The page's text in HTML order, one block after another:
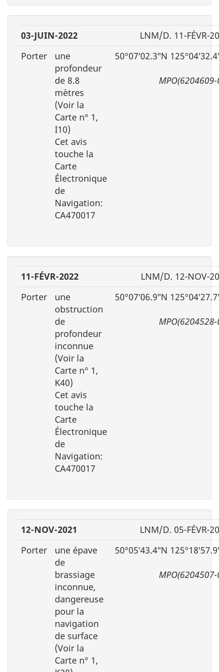
03-JUIN-2022
LNM/D. 11-FÉVR-
Porter
une
profondeur
de 8.8
mètres
(Voir la
Carte n° 1,
I10)
Cet avis
touche la
Carte
Électronique
de
Navigation:
CA470017
50°07′02.3″N
11-FÉVR-2022
LNM/D. 12-NOV-
Porter
une
obstruction
de
profondeur
inconnue
(Voir la
Carte n° 1,
K40)
Cet avis
touche la
Carte
Électronique
de
Navigation:
CA470017
50°07′06.9″N
12-NOV-2021
LNM/D. 05-FÉVR-
Porter
une épave
de
brassiage
inconnue,
dangereuse
pour la
navigation
de surface
(Voir la
Carte n° 1,
50°05′43.4″N